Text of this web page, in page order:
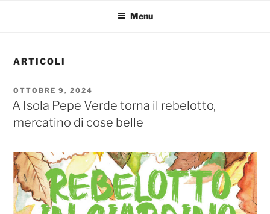
Menu
ARTICOLI
PUBBLICATO
IL
OTTOBRE 9, 2024
A Isola Pepe Verde torna il rebelotto,
mercatino di cose belle